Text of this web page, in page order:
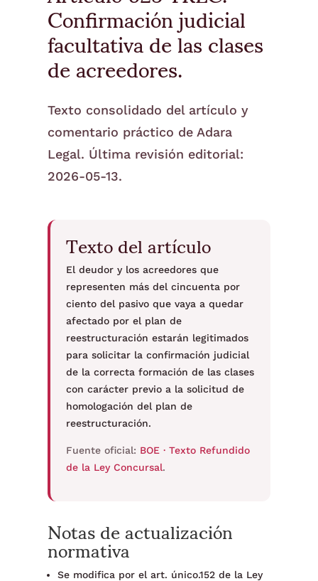
Confirmación judicial
facultativa de las clases
de acreedores.
Texto consolidado del artículo y
comentario práctico de Adara
Legal. Última revisión editorial:
2026-05-13.
Texto del artículo
El deudor y los acreedores que
representen más del cincuenta por
ciento del pasivo que vaya a quedar
afectado por el plan de
reestructuración estarán legitimados
para solicitar la confirmación judicial
de la correcta formación de las clases
con carácter previo a la solicitud de
homologación del plan de
reestructuración.
Fuente oficial: BOE · Texto Refundido
de la Ley Concursal.
Notas de actualización
normativa
Se modifica por el art. único.152 de la Ley